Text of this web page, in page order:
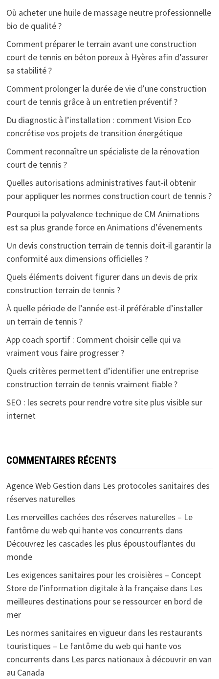
Où acheter une huile de massage neutre professionnelle
bio de qualité ?
Comment préparer le terrain avant une construction
court de tennis en béton poreux à Hyères afin d’assurer
sa stabilité ?
Comment prolonger la durée de vie d’une construction
court de tennis grâce à un entretien préventif ?
Du diagnostic à l’installation : comment Vision Eco
concrétise vos projets de transition énergétique
Comment reconnaître un spécialiste de la rénovation
court de tennis ?
Quelles autorisations administratives faut-il obtenir
pour appliquer les normes construction court de tennis ?
Pourquoi la polyvalence technique de CM Animations
est sa plus grande force en Animations d’évenements
Un devis construction terrain de tennis doit-il garantir la
conformité aux dimensions officielles ?
Quels éléments doivent figurer dans un devis de prix
construction terrain de tennis ?
À quelle période de l’année est-il préférable d’installer
un terrain de tennis ?
App coach sportif : Comment choisir celle qui va
vraiment vous faire progresser ?
Quels critères permettent d’identifier une entreprise
construction terrain de tennis vraiment fiable ?
SEO : les secrets pour rendre votre site plus visible sur
internet
COMMENTAIRES RÉCENTS
Agence Web Gestion dans Les protocoles sanitaires des
réserves naturelles
Les merveilles cachées des réserves naturelles – Le
fantôme du web qui hante vos concurrents dans
Découvrez les cascades les plus époustouflantes du
monde
Les exigences sanitaires pour les croisières – Concept
Store de l'information digitale à la françaisedans Les
meilleures destinations pour se ressourcer en bord de
mer
Les normes sanitaires en vigueur dans les restaurants
touristiques – Le fantôme du web qui hante vos
concurrents dans Les parcs nationaux à découvrir en van
au Canada